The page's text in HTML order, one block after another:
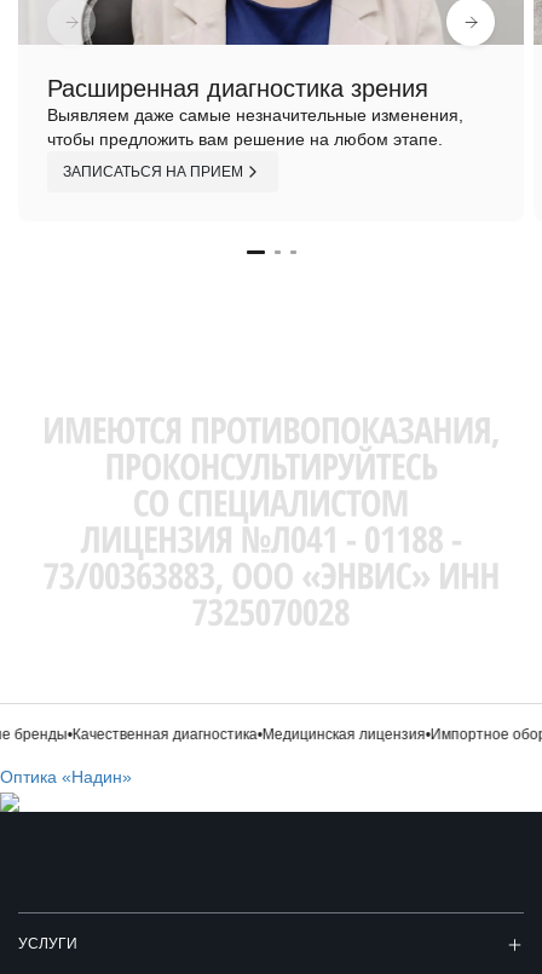
Расширенная диагностика зрения
Выявляем даже самые незначительные изменения,
чтобы предложить вам решение на любом этапе.
ЗАПИСАТЬСЯ НА ПРИЕМ
бренды•Качественная диагностика•Медицинская лицензия•Импортное
Оптика «Надин»
УСЛУГИ